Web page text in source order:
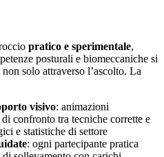
pratico e sperimentale,
posturali e biomeccaniche si
solo attraverso l’ascolto. La
visivo: animazioni
confronto tra tecniche corrette e
e statistiche di settore
: ogni partecipante pratica